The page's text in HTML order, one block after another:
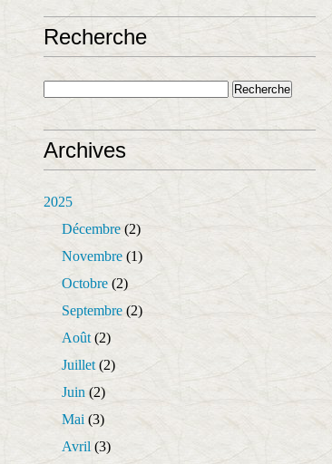
Recherche
Archives
2025
Décembre (2)
Novembre (1)
Octobre (2)
Septembre (2)
Août (2)
Juillet (2)
Juin (2)
Mai (3)
Avril (3)